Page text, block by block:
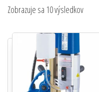
Zobrazuje sa 10 výsledkov